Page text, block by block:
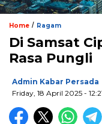
Home / Ragam
Di Samsat
Rasa Pungli
Admin Kabar Persada
Friday, 18 April 2025 -